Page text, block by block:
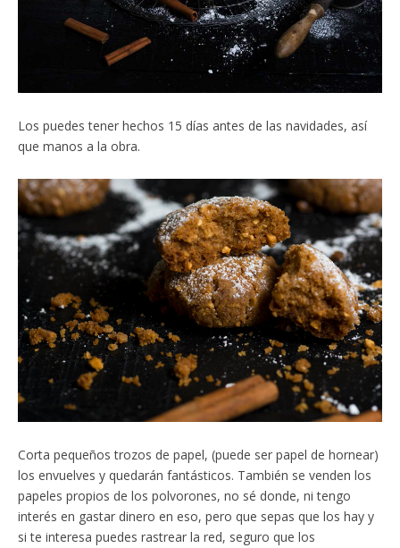
Los puedes tener hechos 15 días antes de las navidades, así
que manos a la obra.
Corta pequeños trozos de papel, (puede ser papel de hornear)
los envuelves y quedarán fantásticos. También se venden los
papeles propios de los polvorones, no sé donde, ni tengo
interés en gastar dinero en eso, pero que sepas que los hay y
si te interesa puedes rastrear la red, seguro que los